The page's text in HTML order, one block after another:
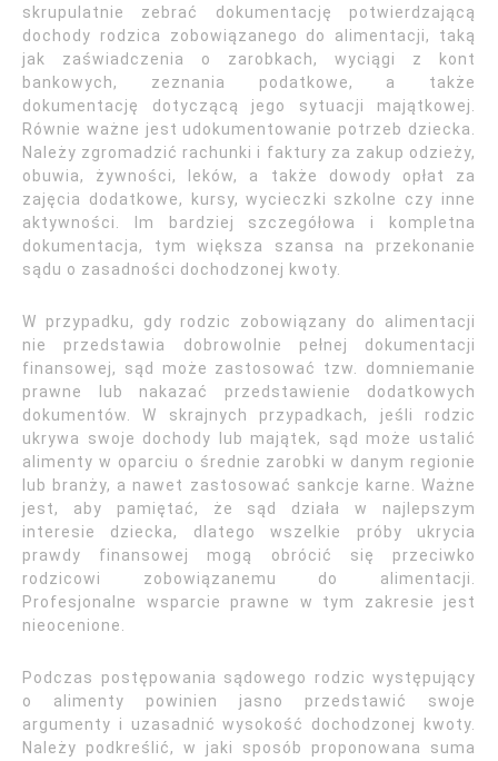
skrupulatnie zebrać dokumentację potwierdzającą
dochody rodzica zobowiązanego do alimentacji, taką
jak zaświadczenia o zarobkach, wyciągi z kont
bankowych, zeznania podatkowe, a także
dokumentację dotyczącą jego sytuacji majątkowej.
Równie ważne jest udokumentowanie potrzeb dziecka.
Należy zgromadzić rachunki i faktury za zakup odzieży,
obuwia, żywności, leków, a także dowody opłat za
zajęcia dodatkowe, kursy, wycieczki szkolne czy inne
aktywności. Im bardziej szczegółowa i kompletna
dokumentacja, tym większa szansa na przekonanie
sądu o zasadności dochodzonej kwoty.
W przypadku, gdy rodzic zobowiązany do alimentacji
nie przedstawia dobrowolnie pełnej dokumentacji
finansowej, sąd może zastosować tzw. domniemanie
prawne lub nakazać przedstawienie dodatkowych
dokumentów. W skrajnych przypadkach, jeśli rodzic
ukrywa swoje dochody lub majątek, sąd może ustalić
alimenty w oparciu o średnie zarobki w danym regionie
lub branży, a nawet zastosować sankcje karne. Ważne
jest, aby pamiętać, że sąd działa w najlepszym
interesie dziecka, dlatego wszelkie próby ukrycia
prawdy finansowej mogą obrócić się przeciwko
rodzicowi zobowiązanemu do alimentacji.
Profesjonalne wsparcie prawne w tym zakresie jest
nieocenione.
Podczas postępowania sądowego rodzic występujący
o alimenty powinien jasno przedstawić swoje
argumenty i uzasadnić wysokość dochodzonej kwoty.
Należy podkreślić, w jaki sposób proponowana suma